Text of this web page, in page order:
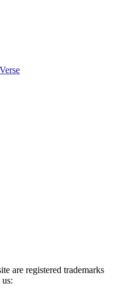
are registered trademarks